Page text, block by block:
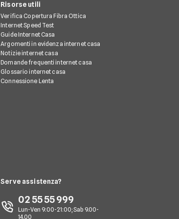
Risorse utili
Verifica Copertura Fibra Ottica
Internet Speed Test
Guide Internet Casa
Argomenti in evidenza internet casa
Notizie internet casa
Domande frequenti internet casa
Glossario internet casa
Connessione Lenta
Serve assistenza?
02 55 55 999
Lun-Ven 9:00-21:00; Sab 9.00-
14.00